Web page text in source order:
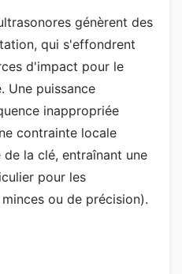
génèrent des
qui s'effondrent
d'impact pour le
Une puissance
inappropriée
contrainte locale
la clé, entraînant une
pour les
ou de précision).